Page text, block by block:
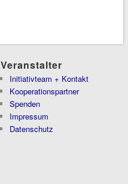
Veranstalter
Initiativteam + Kontakt
Kooperationspartner
Spenden
Impressum
Datenschutz